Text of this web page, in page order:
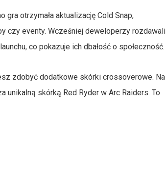
gra otrzymała aktualizację Cold Snap,
czy eventy. Wcześniej deweloperzy rozdawali
co pokazuje ich dbałość o społeczność.
zdobyć dodatkowe skórki crossoverowe. Na
unikalną skórką Red Ryder w Arc Raiders. To